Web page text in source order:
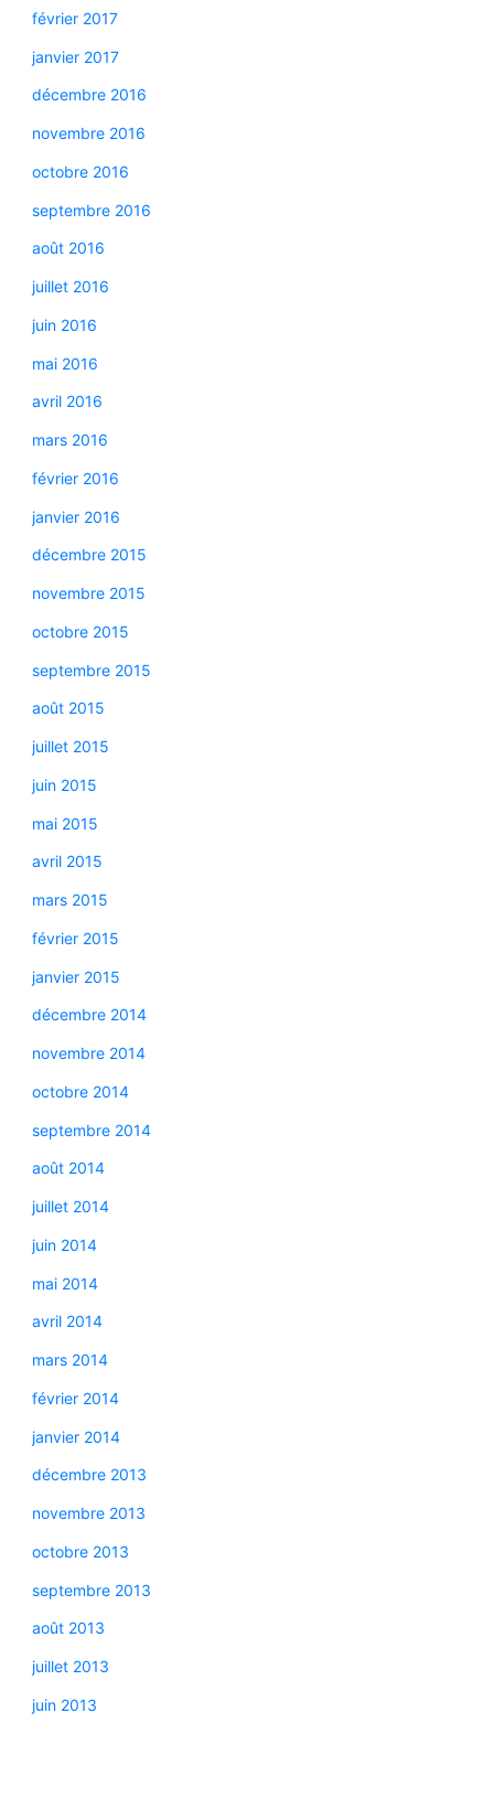
février 2017
janvier 2017
décembre 2016
novembre 2016
octobre 2016
septembre 2016
août 2016
juillet 2016
juin 2016
mai 2016
avril 2016
mars 2016
février 2016
janvier 2016
décembre 2015
novembre 2015
octobre 2015
septembre 2015
août 2015
juillet 2015
juin 2015
mai 2015
avril 2015
mars 2015
février 2015
janvier 2015
décembre 2014
novembre 2014
octobre 2014
septembre 2014
août 2014
juillet 2014
juin 2014
mai 2014
avril 2014
mars 2014
février 2014
janvier 2014
décembre 2013
novembre 2013
octobre 2013
septembre 2013
août 2013
juillet 2013
juin 2013